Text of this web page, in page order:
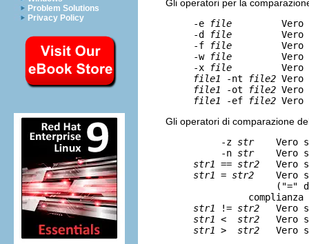
Problem Solutions
Privacy Policy
Gli operatori per la
     -e
file
     -d
file
     -f
file
     -w
file
     -x
file
file1 -nt file2
file1 -ot file2
file1 -ef
file2
Gli operatori di comparazione
          -z
str
Vero
          -n
str
Vero
str1 == str2
Vero
str1 = str2
Vero
("="
str1 != str2
Vero
str1 < str2
Vero
str1 > str2
Vero